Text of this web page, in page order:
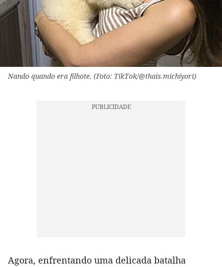
Nando quando era filhote. (Foto: TikTok/@thais.michiyori)
Agora, enfrentando uma delicada batalha